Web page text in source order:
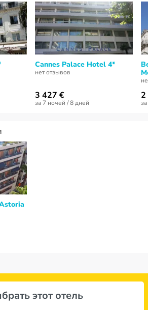
Cannes Palace Hotel 4*
нет отзывов
3 427 €
за 7 ночей / 8 дней
этот отель